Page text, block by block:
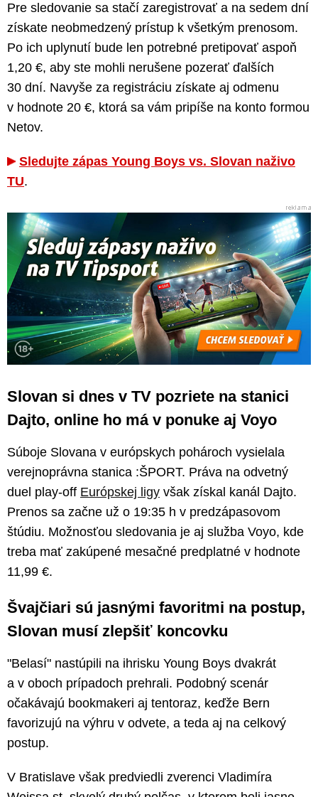
Pre sledovanie sa stačí zaregistrovať a na sedem dní
získate neobmedzený prístup k všetkým prenosom.
Po ich uplynutí bude len potrebné pretipovať aspoň
1,20 €, aby ste mohli nerušene pozerať ďalších
30 dní. Navyše za registráciu získate aj odmenu
v hodnote 20 €, ktorá sa vám pripíše na konto formou
Netov.
Sledujte zápas Young Boys vs. Slovan naživo
TU.
Slovan si dnes v TV pozriete na stanici
Dajto, online ho má v ponuke aj Voyo
Súboje Slovana v európskych pohároch vysielala
verejnoprávna stanica :ŠPORT. Práva na odvetný
duel play-off Európskej ligy však získal kanál Dajto.
Prenos sa začne už o 19:35 h v predzápasovom
štúdiu. Možnosťou sledovania je aj služba Voyo, kde
treba mať zakúpené mesačné predplatné v hodnote
11,99 €.
Švajčiari sú jasnými favoritmi na postup,
Slovan musí zlepšiť koncovku
"Belasí" nastúpili na ihrisku Young Boys dvakrát
a v oboch prípadoch prehrali. Podobný scenár
očakávajú bookmakeri aj tentoraz, keďže Bern
favorizujú na výhru v odvete, a teda aj na celkový
postup.
V Bratislave však predviedli zverenci Vladimíra